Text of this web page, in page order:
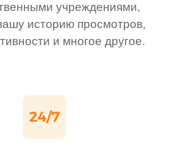
учреждениями,
историю просмотров,
и многое другое.